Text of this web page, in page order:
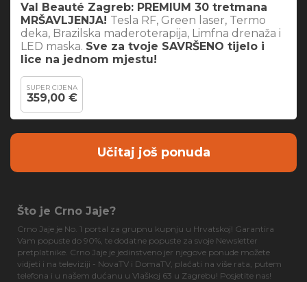
Val Beauté Zagreb: PREMIUM 30 tretmana
MRŠAVLJENJA! Tesla RF, Green laser, Termo
deka, Brazilska maderoterapija, Limfna drenaža i
LED maska. Sve za tvoje SAVRŠENO tijelo i
lice na jednom mjestu!
SUPER CIJENA
359,00 €
Učitaj još ponuda
Što je Crno Jaje?
Crno Jaje je No. 1 portal za grupnu kupnju u Hrvatskoj! Garantira
Vam popuste do 90%, te dodatne popuste za svoje Newsletter
pretplatnike. Crno Jaje je jedinstveno jer njegove ponude možete
vidjeti i na televiziji - NovaTV i DomaTV, plaćati na više rata, putem
telefona i u našem dućanu u Vlaškoj 63 u Zagrebu! Posjetite nas!